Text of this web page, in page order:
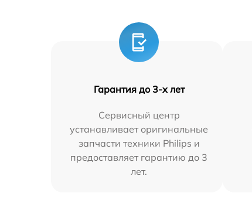
Гарантия до 3-х лет
Сервисный центр
устанавливает оригинальные
запчасти техники Philips и
предоставляет гарантию до 3
лет.